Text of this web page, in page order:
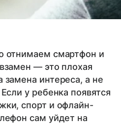
отнимаем смартфон и
— это плохая
замена интереса, а не
у ребенка появятся
спорт и офлайн-
сам уйдет на